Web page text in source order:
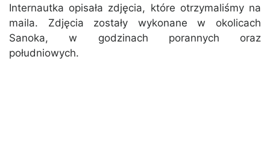
Internautka opisała zdjęcia, które otrzymaliśmy na
maila. Zdjęcia zostały wykonane w okolicach
Sanoka, w godzinach porannych oraz
południowych.